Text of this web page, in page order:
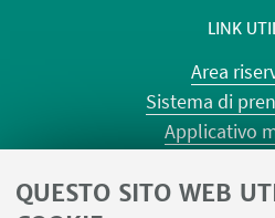
QUESTO SITO WEB
LINK
Area
Sistema di
Applicativo
Planner aule